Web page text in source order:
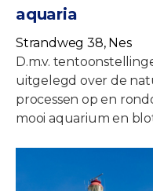
aquaria
Strandweg 38, Nes
D.m.v.
uitgelegd over de
processen op en
mooi aquarium en